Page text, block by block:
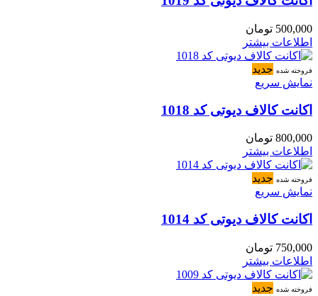
500,000 تومان
اطلاعات بیشتر
فروخته شده جدید
نمایش سریع
اکانت کالاف دیوتی کد 1018
800,000 تومان
اطلاعات بیشتر
فروخته شده جدید
نمایش سریع
اکانت کالاف دیوتی کد 1014
750,000 تومان
اطلاعات بیشتر
فروخته شده جدید